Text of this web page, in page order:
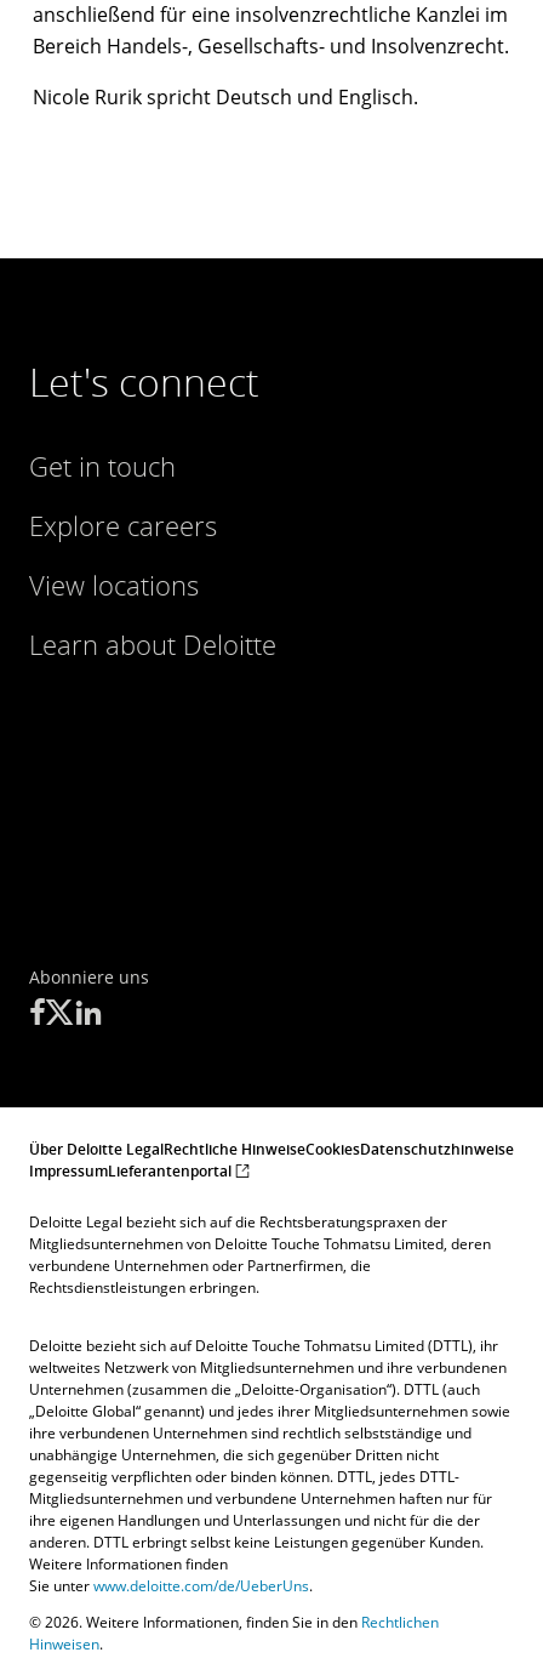
anschließend für eine insolvenzrechtliche Kanzlei im
Bereich Handels-, Gesellschafts- und Insolvenzrecht.
Nicole Rurik spricht Deutsch und Englisch.
Let's connect
Get in touch
Explore careers
View locations
Learn about Deloitte
Abonniere uns
Über Deloitte LegalRechtliche HinweiseCookiesDatenschutzhinweise
ImpressumLieferantenportal
Deloitte Legal bezieht sich auf die Rechtsberatungspraxen der
Mitgliedsunternehmen von Deloitte Touche Tohmatsu Limited, deren
verbundene Unternehmen oder Partnerfirmen, die
Rechtsdienstleistungen erbringen.
Deloitte bezieht sich auf Deloitte Touche Tohmatsu Limited (DTTL), ihr
weltweites Netzwerk von Mitgliedsunternehmen und ihre verbundenen
Unternehmen (zusammen die „Deloitte-Organisation“). DTTL (auch
„Deloitte Global“ genannt) und jedes ihrer Mitgliedsunternehmen sowie
ihre verbundenen Unternehmen sind rechtlich selbstständige und
unabhängige Unternehmen, die sich gegenüber Dritten nicht
gegenseitig verpflichten oder binden können. DTTL, jedes DTTL-
Mitgliedsunternehmen und verbundene Unternehmen haften nur für
ihre eigenen Handlungen und Unterlassungen und nicht für die der
anderen. DTTL erbringt selbst keine Leistungen gegenüber Kunden.
Weitere Informationen finden
Sie unterwww.deloitte.com/de/UeberUns.
© 2026. Weitere Informationen, finden Sie in den Rechtlichen
Hinweisen.